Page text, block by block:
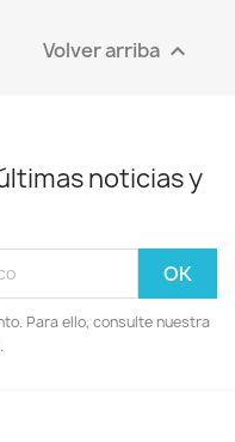
Volver arriba 
noticias y
Para ello, consulte nuestra